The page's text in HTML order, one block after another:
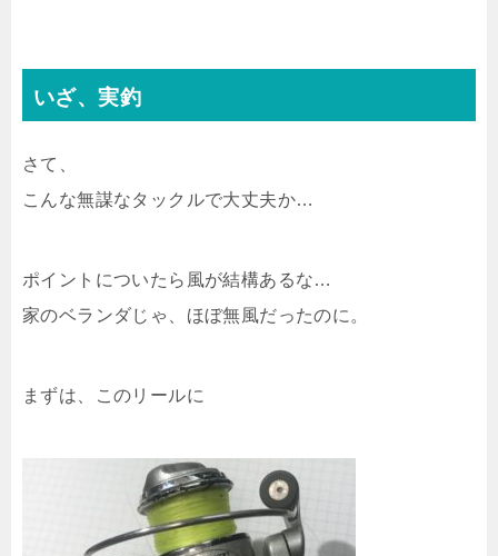
いざ、実釣
さて、
こんな無謀なタックルで大丈夫か…
ポイントについたら風が結構あるな…
家のベランダじゃ、ほぼ無風だったのに。
まずは、このリールに